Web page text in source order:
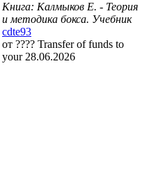
Книга: Калмыков Е. - Теория
и методика бокса. Учебник
cdte93
от ???? Transfer of funds to
your 28.06.2026